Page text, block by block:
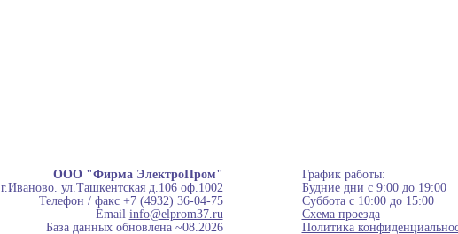
ООО "Фирма ЭлектроПром"
г.Иваново. ул.Ташкентская д.106 оф.1002
Телефон / факс +7 (4932) 36-04-75
Email info@elprom37.ru
База данных обновлена ~08.2026
График работы:
Будние дни с 9:00 до 19:00
Суббота с 10:00 до 15:00
Схема проезда
Политика